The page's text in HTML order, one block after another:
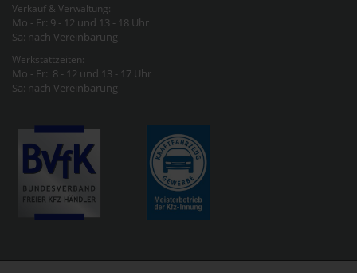
Verkauf & Verwaltung:
Mo - Fr: 9 - 12 und 13 - 18 Uhr
Sa: nach Vereinbarung
Werkstattzeiten:
Mo - Fr: 8 - 12 und 13 - 17 Uhr
Sa: nach Vereinbarung